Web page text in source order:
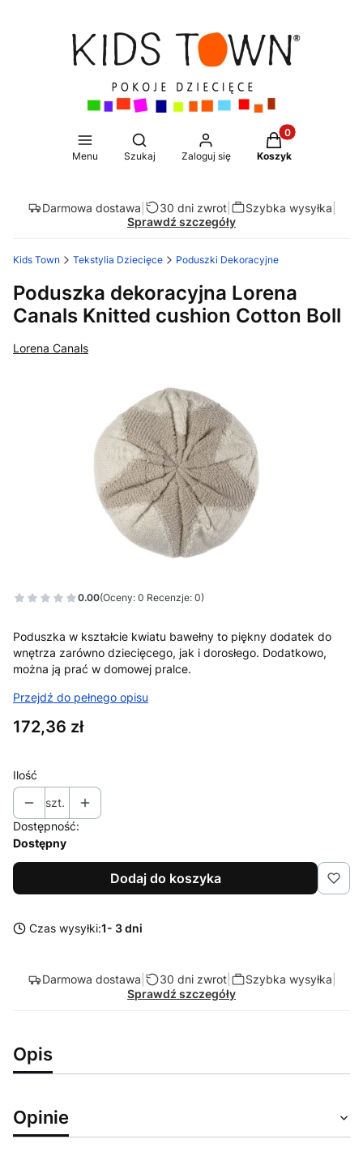
Menu
Otwórz wyszukiwarkę
Szukaj Zaloguj się
Produkty w
Koszyk
Darmowa dostawa 30 dni zwrot| Szybka wysyłka
Sprawdź szczegóły
Kids Town Tekstylia Dziecięce Poduszki Dekoracyjne
Poduszka dekoracyjna Lorena
Canals Knitted cushion Cotton Boll
Lorena Canals
0.00(Oceny: 0 Recenzje: 0)
Poduszka w kształcie kwiatu bawełny to piękny dodatek do
wnętrza zarówno dziecięcego, jak i dorosłego. Dodatkowo,
można ją prać w domowej pralce.
Przejdź do pełnego opisu
Cena
172,36 zł
Ilość
szt.
Dostępność:
Dostępny
Dodaj do koszyka
Czas wysyłki:1- 3 dni
Darmowa dostawa 30 dni zwrot| Szybka wysyłka
Sprawdź szczegóły
Opis
Opinie